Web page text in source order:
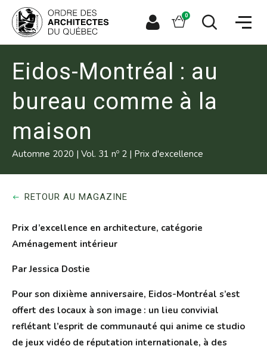
directement
recherche
directement
contenu
principal
Panier
0
membre
le
recherche
la
site
Eidos-Montréal : au
bureau comme à la
maison
Automne 2020 | Vol. 31 no 2 | Prix d'excellence
RETOUR AU MAGAZINE
Prix d’excellence en architecture, catégorie
Aménagement intérieur
Par Jessica Dostie
Pour son dixième anniversaire, Eidos-Montréal s’est
offert des locaux à son image : un lieu convivial
reflétant l’esprit de communauté qui anime ce studio
de jeux vidéo de réputation internationale, à des